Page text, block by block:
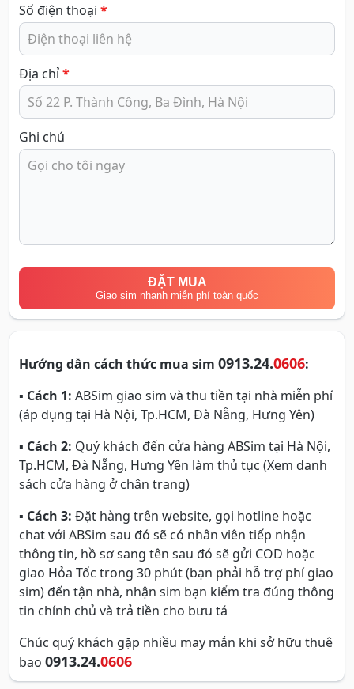
Số điện thoại *
Địa chỉ*
Ghi chú
ĐẶT MUA
Giao sim nhanh miễn phí toàn quốc
Hướng dẫn cách thức mua sim 0913.24.0606:
▪ Cách 1: ABSim giao sim và thu tiền tại nhà miễn phí
(áp dụng tại Hà Nội, Tp.HCM, Đà Nẵng, Hưng Yên)
▪ Cách 2: Quý khách đến cửa hàng ABSim tại Hà Nội,
Tp.HCM, Đà Nẵng, Hưng Yên làm thủ tục (Xem danh
sách cửa hàng ở chân trang)
▪ Cách 3: Đặt hàng trên website, gọi hotline hoặc
chat với ABSim sau đó sẽ có nhân viên tiếp nhận
thông tin, hồ sơ sang tên sau đó sẽ gửi COD hoặc
giao Hỏa Tốc trong 30 phút (bạn phải hỗ trợ phí giao
sim) đến tận nhà, nhận sim bạn kiểm tra đúng thông
tin chính chủ và trả tiền cho bưu tá
Chúc quý khách gặp nhiều may mắn khi sở hữu thuê
bao 0913.24.0606